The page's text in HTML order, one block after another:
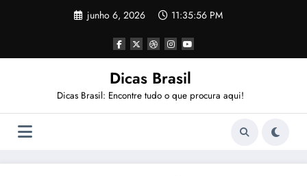
junho 6, 2026 11:35:56 PM
Dicas Brasil
Dicas Brasil: Encontre tudo o que procura aqui!